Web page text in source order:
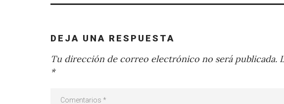
DEJA UNA RESPUESTA
Tu dirección de correo electrónico no será publicada.
*